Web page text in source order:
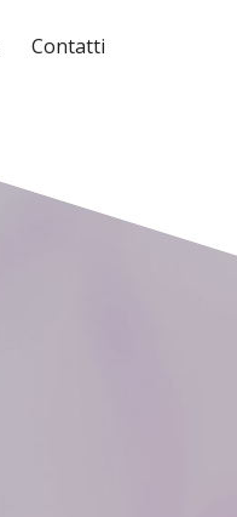
Contatti